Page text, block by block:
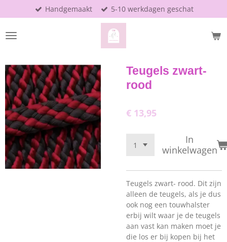
direct
naar
de
Handgemaakt 5-10 werkdagen geschat
Teugels zwart-
rood
€ 13,95
In
winkelwagen
Teugels zwart- rood. Dit zijn
alleen de teugels, als je dus
ook nog een touwhalster
erbij wilt waar je de teugels
aan vast kan maken moet je
die los er bij kopen bij het